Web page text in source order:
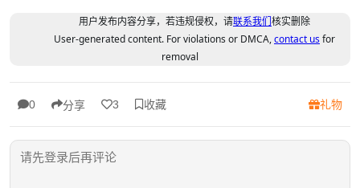
用户发布内容分享，若违规侵权，请联系我们核实删除
User-generated content. For violations or DMCA,contact usfor
removal
0 分享 3 收藏 礼物